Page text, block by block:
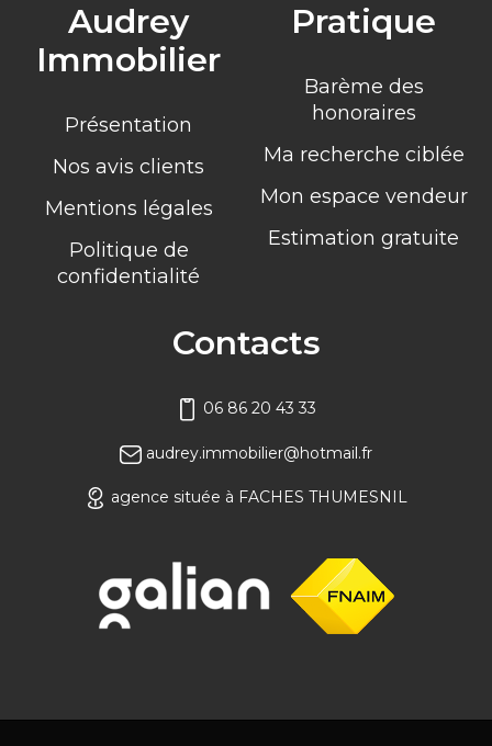
Audrey
Immobilier
Présentation
Nos avis clients
Mentions légales
Politique de
confidentialité
Pratique
Barème des
honoraires
Ma recherche ciblée
Mon espace vendeur
Estimation gratuite
Contacts
06 86 20 43 33
audrey.immobilier@hotmail.fr
agence située à FACHES THUMESNIL